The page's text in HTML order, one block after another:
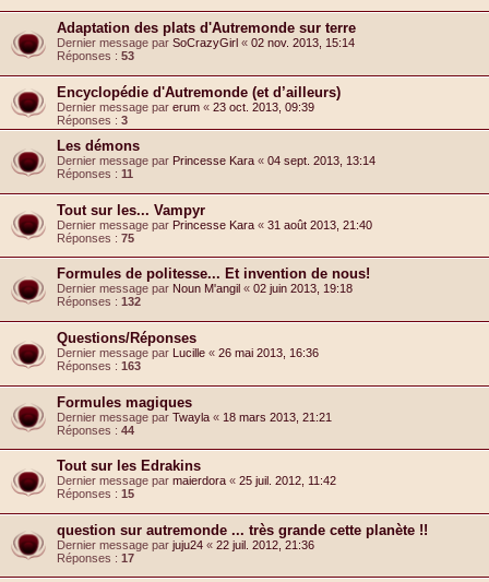
Adaptation des plats d'Autremonde sur terre
Dernier message par SoCrazyGirl « 02 nov. 2013, 15:14
Réponses : 53
Encyclopédie d'Autremonde (et d’ailleurs)
Dernier message par erum « 23 oct. 2013, 09:39
Réponses : 3
Les démons
Dernier message par Princesse Kara « 04 sept. 2013, 13:14
Réponses : 11
Tout sur les... Vampyr
Dernier message par Princesse Kara « 31 août 2013, 21:40
Réponses : 75
Formules de politesse... Et invention de nous!
Dernier message par Noun M'angil « 02 juin 2013, 19:18
Réponses : 132
Questions/Réponses
Dernier message par Lucille « 26 mai 2013, 16:36
Réponses : 163
Formules magiques
Dernier message par Twayla « 18 mars 2013, 21:21
Réponses : 44
Tout sur les Edrakins
Dernier message par maierdora « 25 juil. 2012, 11:42
Réponses : 15
question sur autremonde ... très grande cette planète !!
Dernier message par juju24 « 22 juil. 2012, 21:36
Réponses : 17